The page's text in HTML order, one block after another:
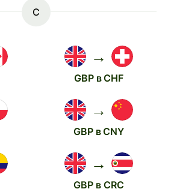
C
→
GBP в CHF
→
GBP в CNY
→
GBP в CRC